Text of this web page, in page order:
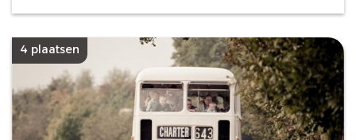
4 plaatsen